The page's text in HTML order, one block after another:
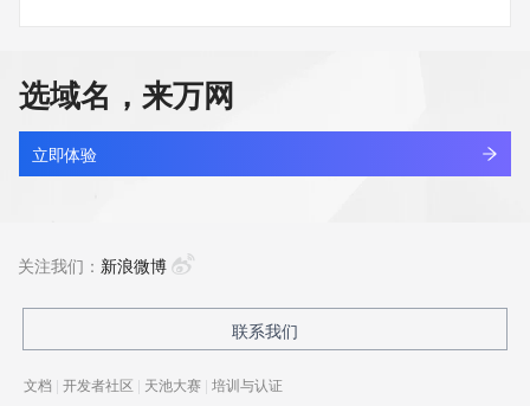
选域名，来万网
立即体验
关注我们： 新浪微博
联系我们
文档 | 开发者社区 | 天池大赛 | 培训与认证